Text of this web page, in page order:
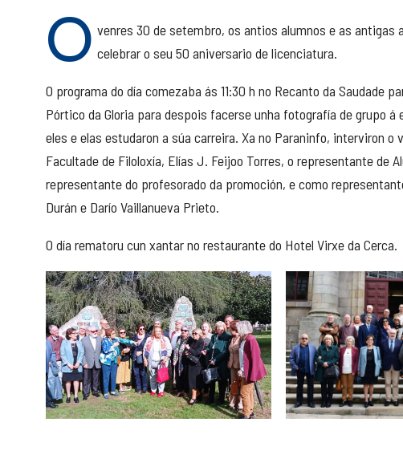
O venres 30 de setembro, os antios alumnos e as antigas
celebrar o seu 50 aniversario de licenciatura.
O programa do día comezaba ás 11:30 h no Recanto da
Pórtico da Gloria para despois facerse unha fotografía de grupo
eles e elas estudaron a súa carreira. Xa no Paraninfo, interviron
Facultade de Filoloxía, Elías J. Feijoo Torres, o representante de
representante do profesorado da promoción, e como
Durán e Darío Vaillanueva Prieto.
O día rematoru cun xantar no restaurante do Hotel Virxe da Cerca.